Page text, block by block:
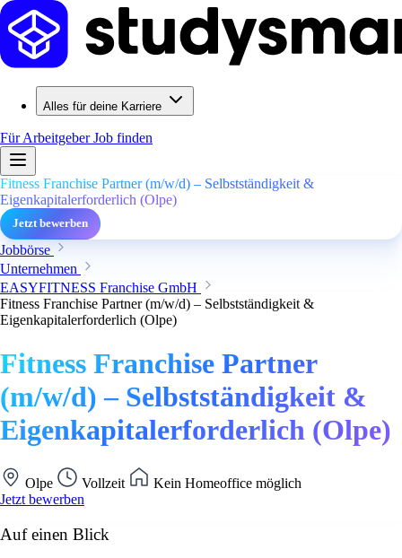
Alles für deine Karriere
Für ArbeitgeberJob finden
Fitness Franchise Partner (m/w/d) – Selbstständigkeit &
Eigenkapitalerforderlich (Olpe)
Jetzt bewerben
Jobbörse
Unternehmen
EASYFITNESS Franchise GmbH
Fitness Franchise Partner (m/w/d) – Selbstständigkeit &
Eigenkapitalerforderlich (Olpe)
Fitness Franchise Partner
(m/w/d) – Selbstständigkeit &
Eigenkapitalerforderlich (Olpe)
Olpe Vollzeit
Kein Homeoffice möglich
Jetzt bewerben
Auf einen Blick